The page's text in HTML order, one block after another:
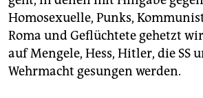
Homosexuelle, Punks,
Roma und Geflüchtete gehetzt
auf Mengele, Hess, Hitler, die SS
Wehrmacht gesungen werden.